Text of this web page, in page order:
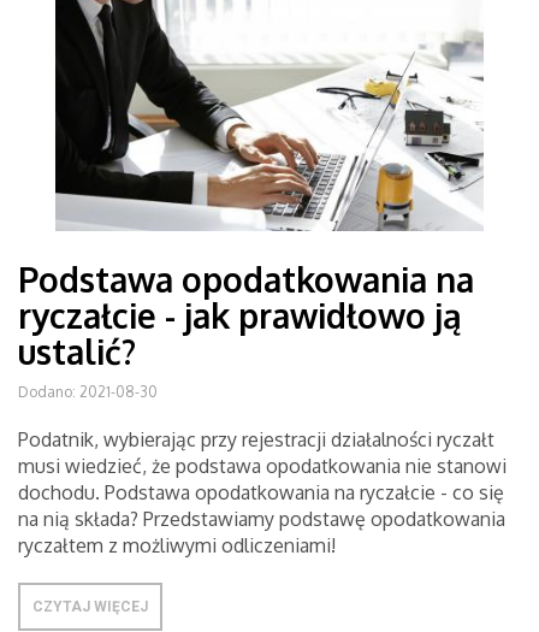
Podstawa opodatkowania na
ryczałcie - jak prawidłowo ją
ustalić?
Dodano: 2021-08-30
Podatnik, wybierając przy rejestracji działalności ryczałt
musi wiedzieć, że podstawa opodatkowania nie stanowi
dochodu. Podstawa opodatkowania na ryczałcie - co się
na nią składa? Przedstawiamy podstawę opodatkowania
ryczałtem z możliwymi odliczeniami!
CZYTAJ WIĘCEJ